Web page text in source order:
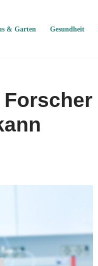
& Garten Gesundheit